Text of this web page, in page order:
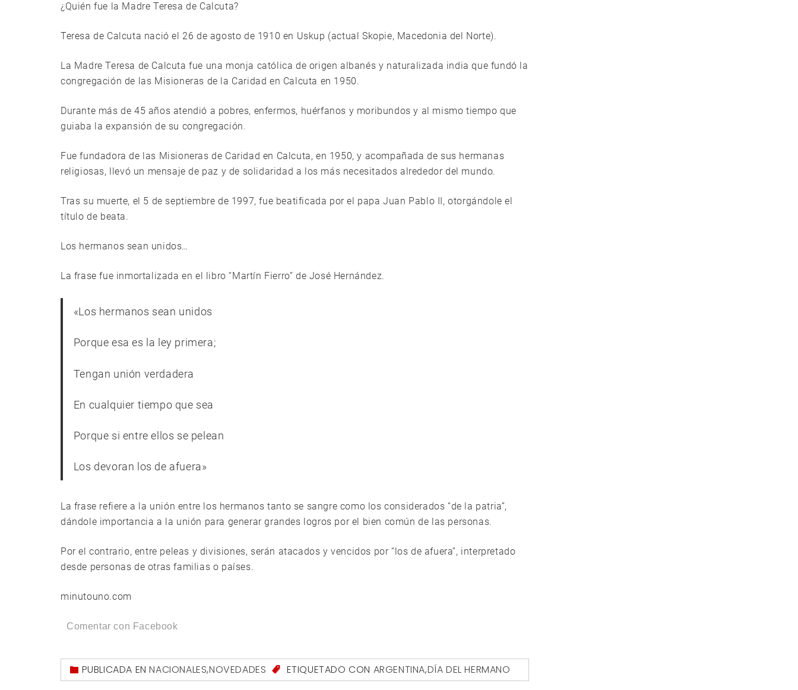
¿Quién fue la Madre Teresa de Calcuta?
Teresa de Calcuta nació el 26 de agosto de 1910 en Uskup (actual Skopie, Macedonia del Norte).
La Madre Teresa de Calcuta fue una monja católica de origen albanés y naturalizada india que fundó la
congregación de las Misioneras de la Caridad en Calcuta en 1950.
Durante más de 45 años atendió a pobres, enfermos, huérfanos y moribundos y al mismo tiempo que
guiaba la expansión de su congregación.
Fue fundadora de las Misioneras de Caridad en Calcuta, en 1950, y acompañada de sus hermanas
religiosas, llevó un mensaje de paz y de solidaridad a los más necesitados alrededor del mundo.
Tras su muerte, el 5 de septiembre de 1997, fue beatificada por el papa Juan Pablo II, otorgándole el
título de beata.
Los hermanos sean unidos…
La frase fue inmortalizada en el libro “Martín Fierro” de José Hernández.
«Los hermanos sean unidos
Porque esa es la ley primera;
Tengan unión verdadera
En cualquier tiempo que sea
Porque si entre ellos se pelean
Los devoran los de afuera»
La frase refiere a la unión entre los hermanos tanto se sangre como los considerados “de la patria”,
dándole importancia a la unión para generar grandes logros por el bien común de las personas.
Por el contrario, entre peleas y divisiones, serán atacados y vencidos por “los de afuera”, interpretado
desde personas de otras familias o países.
minutouno.com
Comentar con Facebook
PUBLICADA ENNACIONALES,NOVEDADES ETIQUETADO CON ARGENTINA,DÍA DEL HERMANO